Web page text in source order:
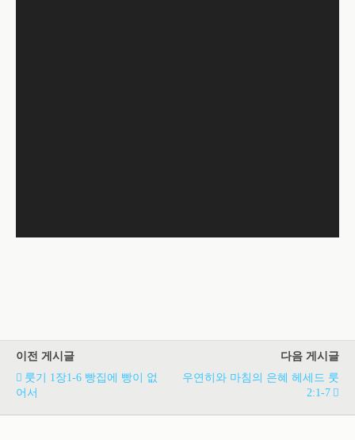
이전 게시글
룻기 1장1-6 빵집에 빵이 없
어서
다음 게시글
우연히와 마침의 은혜 헤세드 룻
2:1-7